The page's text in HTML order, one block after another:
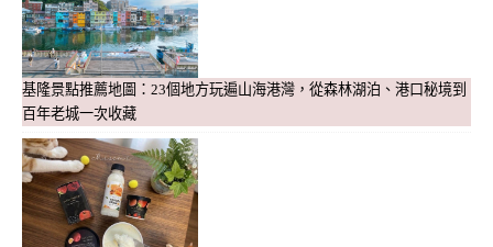
基隆景點推薦地圖：23個地方玩遍山海港灣，從森林湖泊、港口秘境到
百年老城一次收藏